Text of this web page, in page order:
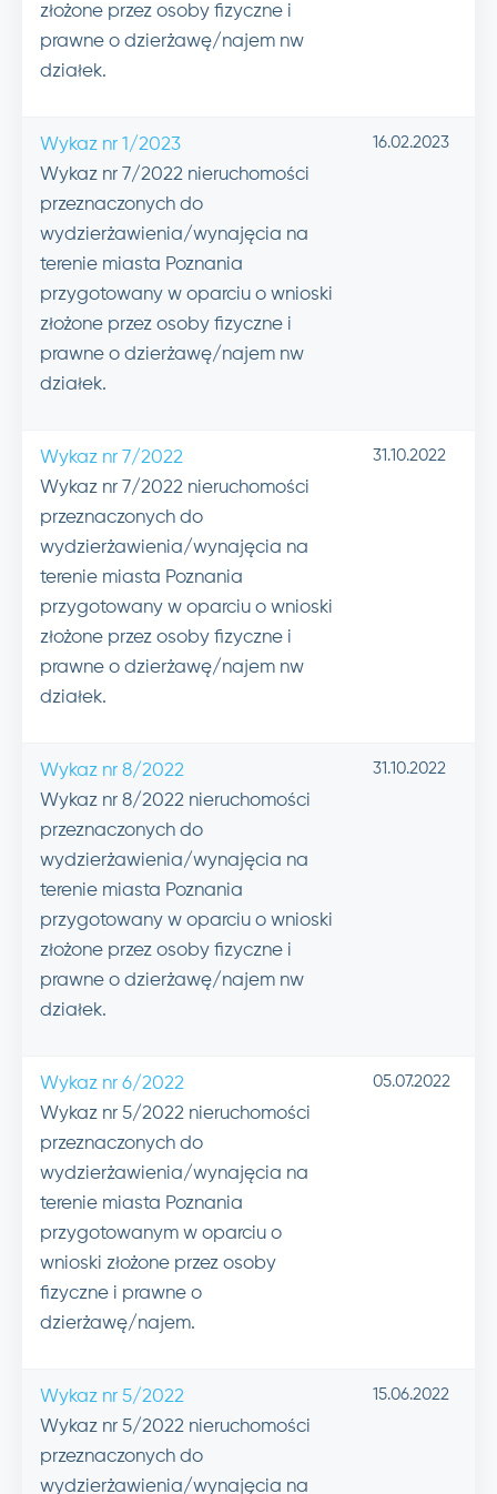
złożone przez osoby fizyczne i
prawne o dzierżawę/najem nw
działek.
Wykaz nr 1/2023
Wykaz nr 7/2022 nieruchomości
przeznaczonych do
wydzierżawienia/wynajęcia na
terenie miasta Poznania
przygotowany w oparciu o wnioski
złożone przez osoby fizyczne i
prawne o dzierżawę/najem nw
działek.
16.02.2023
Wykaz nr 7/2022
Wykaz nr 7/2022 nieruchomości
przeznaczonych do
wydzierżawienia/wynajęcia na
terenie miasta Poznania
przygotowany w oparciu o wnioski
złożone przez osoby fizyczne i
prawne o dzierżawę/najem nw
działek.
31.10.2022
Wykaz nr 8/2022
Wykaz nr 8/2022 nieruchomości
przeznaczonych do
wydzierżawienia/wynajęcia na
terenie miasta Poznania
przygotowany w oparciu o wnioski
złożone przez osoby fizyczne i
prawne o dzierżawę/najem nw
działek.
31.10.2022
Wykaz nr 6/2022
Wykaz nr 5/2022 nieruchomości
przeznaczonych do
wydzierżawienia/wynajęcia na
terenie miasta Poznania
przygotowanym w oparciu o
wnioski złożone przez osoby
fizyczne i prawne o
dzierżawę/najem.
05.07.2022
Wykaz nr 5/2022
Wykaz nr 5/2022 nieruchomości
przeznaczonych do
wydzierżawienia/wynajęcia na
15.06.2022